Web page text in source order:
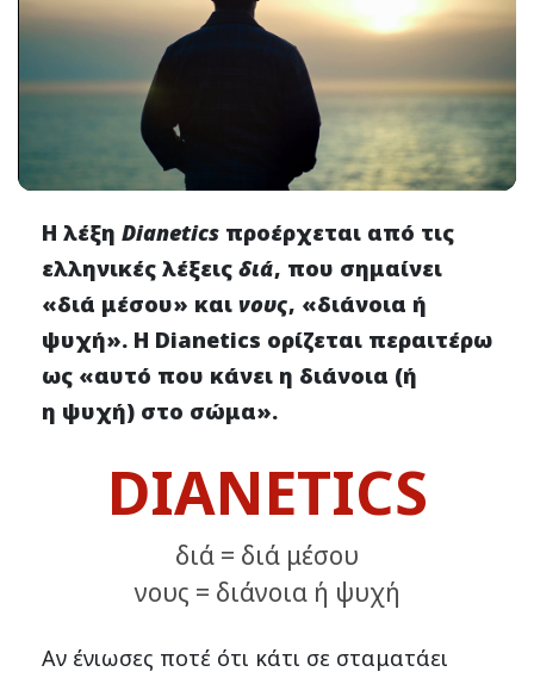
Η λέξη Dianetics προέρχεται από τις
ελληνικές λέξεις διά, που σημαίνει
«διά μέσου» και νους, «διάνοια ή
ψυχή». Η Dianetics ορίζεται περαιτέρω
ως «αυτό που κάνει η διάνοια (ή
η ψυχή) στο σώμα».
DIANETICS
διά = διά μέσου
νους = διάνοια ή ψυχή
Αν ένιωσες ποτέ ότι κάτι σε σταματάει